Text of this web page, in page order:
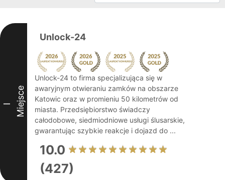
I Miejsce
Unlock-24
Unlock-24 to firma specjalizująca się w
awaryjnym otwieraniu zamków na obszarze
Katowic oraz w promieniu 50 kilometrów od
miasta. Przedsiębiorstwo świadczy
całodobowe, siedmiodniowe usługi ślusarskie,
gwarantując szybkie reakcje i dojazd do ...
10.0
(427)